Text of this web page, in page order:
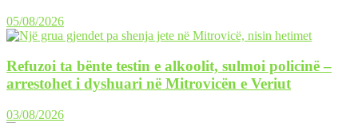
05/08/2026
Refuzoi ta bënte testin e alkoolit, sulmoi policinë –
arrestohet i dyshuari në Mitrovicën e Veriut
03/08/2026